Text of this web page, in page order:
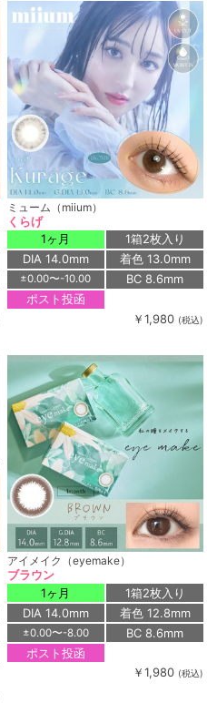
ミューム（miium）
くらげ
1ヶ月
1箱2枚入り
DIA 14.0mm
着色 13.0mm
±0.00〜-10.00
BC 8.6mm
ポスト投函
￥1,980 (税込)
アイメイク（eyemake）
ブラウン
1ヶ月
1箱2枚入り
DIA 14.0mm
着色 12.8mm
±0.00〜-8.00
BC 8.6mm
ポスト投函
￥1,980 (税込)